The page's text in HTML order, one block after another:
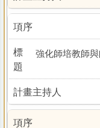
強化師培教師